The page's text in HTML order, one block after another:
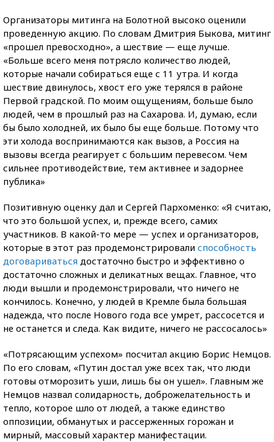
Организаторы митинга на Болотной высоко оценили
проведенную акцию. По словам Дмитрия Быкова, митинг
«прошел превосходно», а шествие — еще лучше.
«Больше всего меня потрясло количество людей,
которые начали собираться еще с 11 утра. И когда
шествие двинулось, хвост его уже терялся в районе
Первой градской. По моим ощущениям, больше было
людей, чем в прошлый раз на Сахарова. И, думаю, если
бы было холодней, их было бы еще больше. Потому что
эти холода воспринимаются как вызов, а Россия на
вызовы всегда реагирует с большим перевесом. Чем
сильнее противодействие, тем активнее и задорнее
публика»
Позитивную оценку дал и Сергей Пархоменко: «Я считаю,
что это большой успех, и, прежде всего, самих
участников. В какой-то мере — успех и организаторов,
которые в этот раз продемонстрировали способность
договариваться достаточно быстро и эффективно о
достаточно сложных и деликатных вещах. Главное, что
люди вышли и продемонстрировали, что ничего не
кончилось. Конечно, у людей в Кремле была большая
надежда, что после Нового года все умрет, рассосется и
не останется и следа. Как видите, ничего не рассосалось»
«Потрясающим успехом» посчитал акцию Борис Немцов.
По его словам, «Путин достал уже всех так, что люди
готовы отморозить уши, лишь бы он ушел». Главным же
Немцов назвал солидарность, доброжелательность и
тепло, которое шло от людей, а также единство
оппозиции, обманутых и рассерженных горожан и
мирный, массовый характер манифестации.